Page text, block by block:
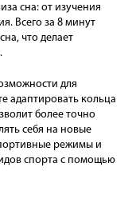
сна: от изучения
Всего за 8 минут
что делает
для
адаптировать кольца
более точно
себя на новые
режимы и
спорта с помощью